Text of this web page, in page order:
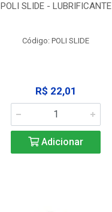
POLI SLIDE - LUBRIFICANTE
Código: POLI SLIDE
R$ 22,01
Adicionar